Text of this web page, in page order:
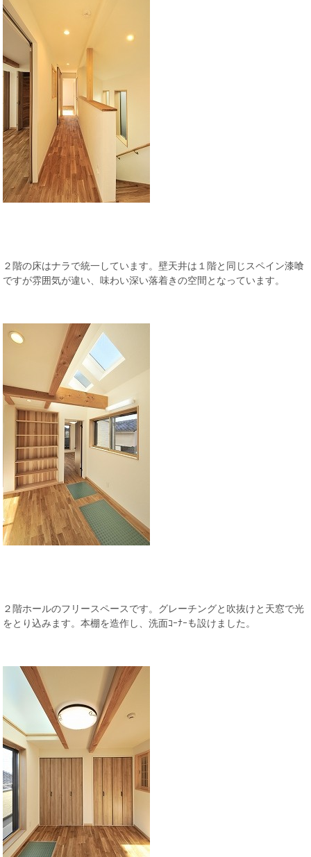
２階の床はナラで統一しています。壁天井は１階と同じスペイン漆喰
ですが雰囲気が違い、味わい深い落着きの空間となっています。
２階ホールのフリースペースです。グレーチングと吹抜けと天窓で光
をとり込みます。本棚を造作し、洗面ｺｰﾅｰも設けました。